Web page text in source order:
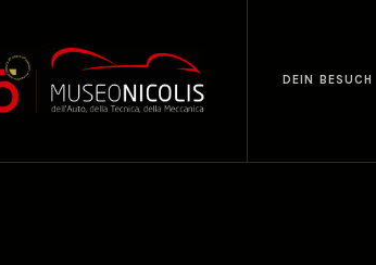
DEIN BESUCH